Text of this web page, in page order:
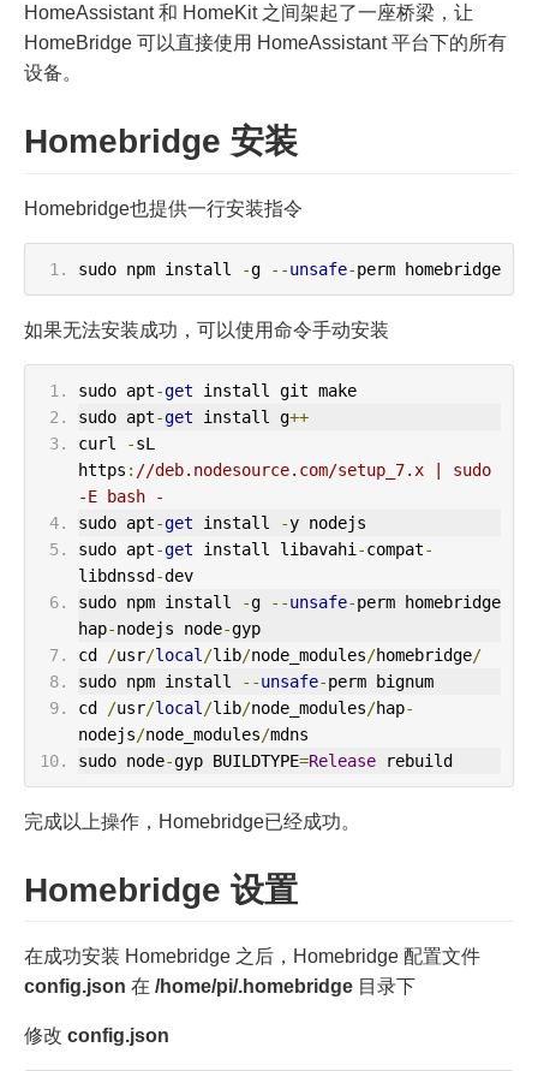
HomeAssistant 和 HomeKit 之间架起了一座桥梁，让
HomeBridge 可以直接使用 HomeAssistant 平台下的所有
设备。
Homebridge 安装
Homebridge也提供一行安装指令
sudo npm install -g --unsafe-perm homebridge
如果无法安装成功，可以使用命令手动安装
sudo apt-get install git make
sudo apt-get install g++
curl
-sL
https : //deb.nodesource.com/setup_7.x | sudo
-E bash -
sudo apt-get install -y nodejs
sudo apt-get install libavahi -compat-
libdnssd -dev
sudo npm install
-g --unsafe-perm homebridge
hap-nodejs node-gyp
cd
/usr/local /lib/node_modules/homebridge/
sudo npm install
--unsafe-perm bignum
cd
/usr/local /lib/node_modules/hap-
nodejs/node_modules/mdns
sudo node-gyp BUILDTYPE=Release rebuild
完成以上操作，Homebridge已经成功。
Homebridge 设置
在成功安装 Homebridge 之后，Homebridge 配置文件
config.json 在 /home/pi/.homebridge 目录下
修改 config.json